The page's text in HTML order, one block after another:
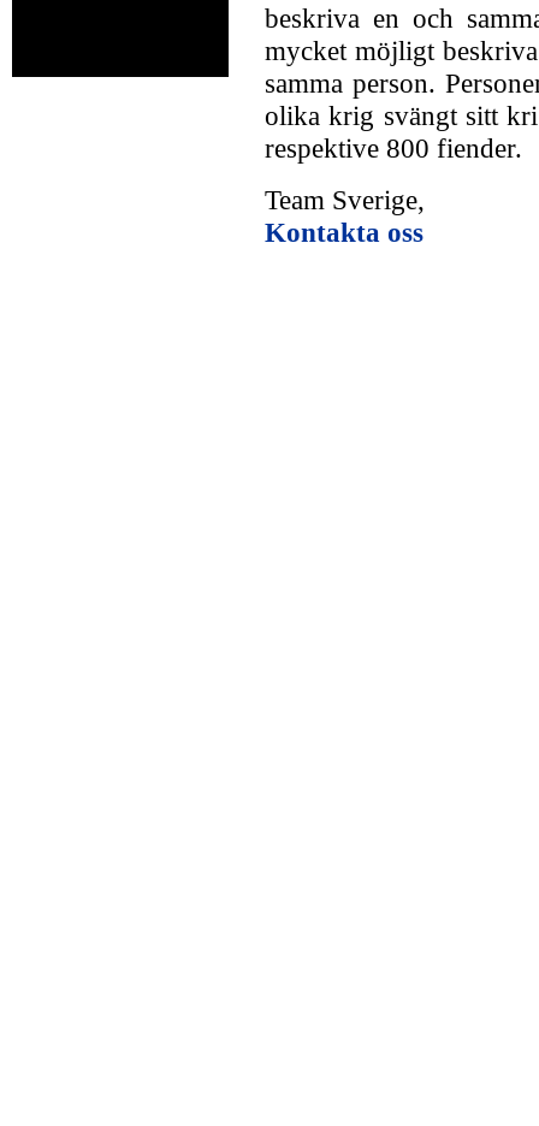
beskriva en och
mycket möjligt
samma person.
olika krig svängt sitt
respektive 800 fiender.
Team Sverige,
Kontakta oss